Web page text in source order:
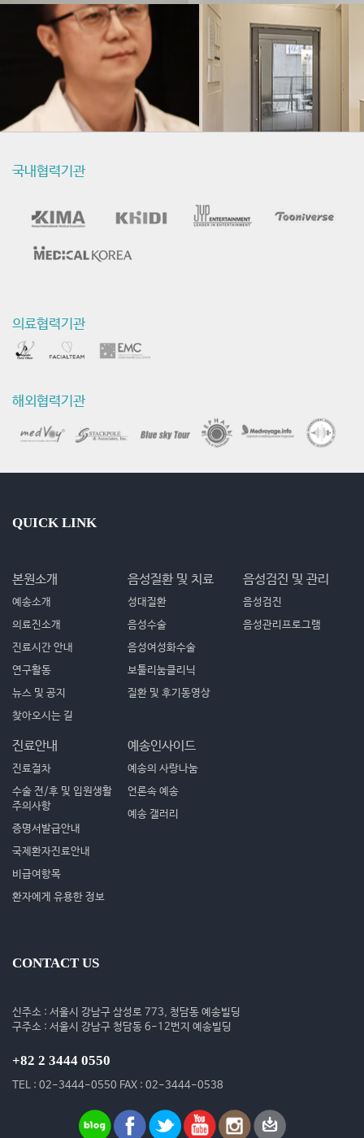
국내협력기관
의료협력기관
해외협력기관
QUICK LINK
본원소개
예송소개
의료진소개
진료시간 안내
연구활동
뉴스 및 공지
찾아오시는 길
음성질환 및 치료
성대질환
음성수술
음성여성화수술
보툴리눔클리닉
질환 및 후기동영상
음성검진 및 관리
음성검진
음성관리프로그램
진료안내
진료절차
수술 전/후 및 입원생활
주의사항
증명서발급안내
국제환자진료안내
비급여항목
환자에게 유용한 정보
예송인사이드
예송의 사랑나눔
언론속 예송
예송 갤러리
CONTACT US
신주소 : 서울시 강남구 삼성로 773, 청담동 예송빌딩
구주소 : 서울시 강남구 청담동 6-12번지 예송빌딩
+82 2 3444 0550
TEL : 02-3444-0550 FAX : 02-3444-0538